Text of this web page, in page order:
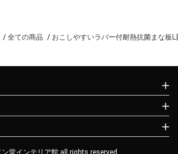
全ての商品 おこしやすいラバー付耐熱抗菌まな板
堂インテリア館 all rights reserved.